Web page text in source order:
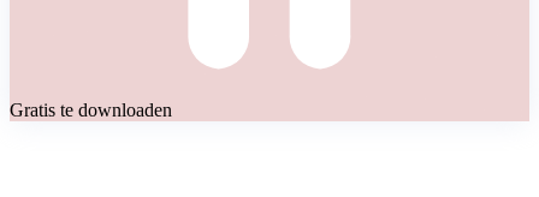
Gratis te downloaden